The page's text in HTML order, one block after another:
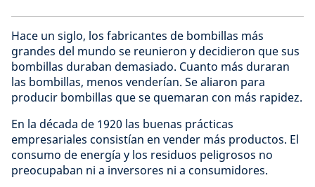
Hace un siglo, los fabricantes de bombillas más
grandes del mundo se reunieron y decidieron que sus
bombillas duraban demasiado. Cuanto más duraran
las bombillas, menos venderían. Se aliaron para
producir bombillas que se quemaran con más rapidez.
En la década de 1920 las buenas prácticas
empresariales consistían en vender más productos. El
consumo de energía y los residuos peligrosos no
preocupaban ni a inversores ni a consumidores.